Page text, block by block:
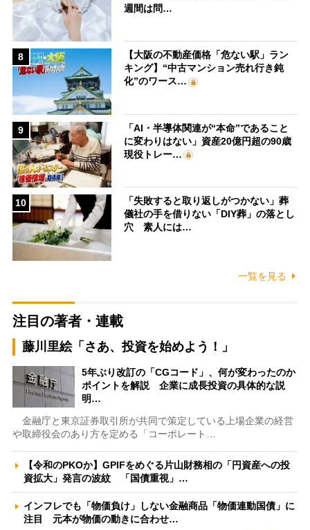
週間は問…
8
【大阪の不動産価格「危ない駅」ラン
キング】“中古マンション売れ行き鈍
化”のワース…
9
「AI・半導体関連が“本命”であること
に変わりはない」資産20億円超の90歳
現役トレー…
10
「失敗すると取り返しがつかない」葬
儀社の手を借りない「DIY葬」の落とし
穴 素人には…
一覧を見る
注目の著者・連載
藤川里絵「さあ、投資を始めよう！」
5年ぶり改訂の「CGコード」、何が変わったのか
ポイントを解説 企業に成長投資の具体的な説
明…
金融庁と東京証券取引所が共同で策定している上場企業の経営
や取締役会のあり方を定める「コーポレート…
【令和のPKOか】GPIFをめぐる片山財務相の「円資産への投
資拡大」発言の波紋 「国債重視」…
インフレでも「物価負け」しない金融商品「物価連動国債」に
注目 元本が物価の動きに合わせ…